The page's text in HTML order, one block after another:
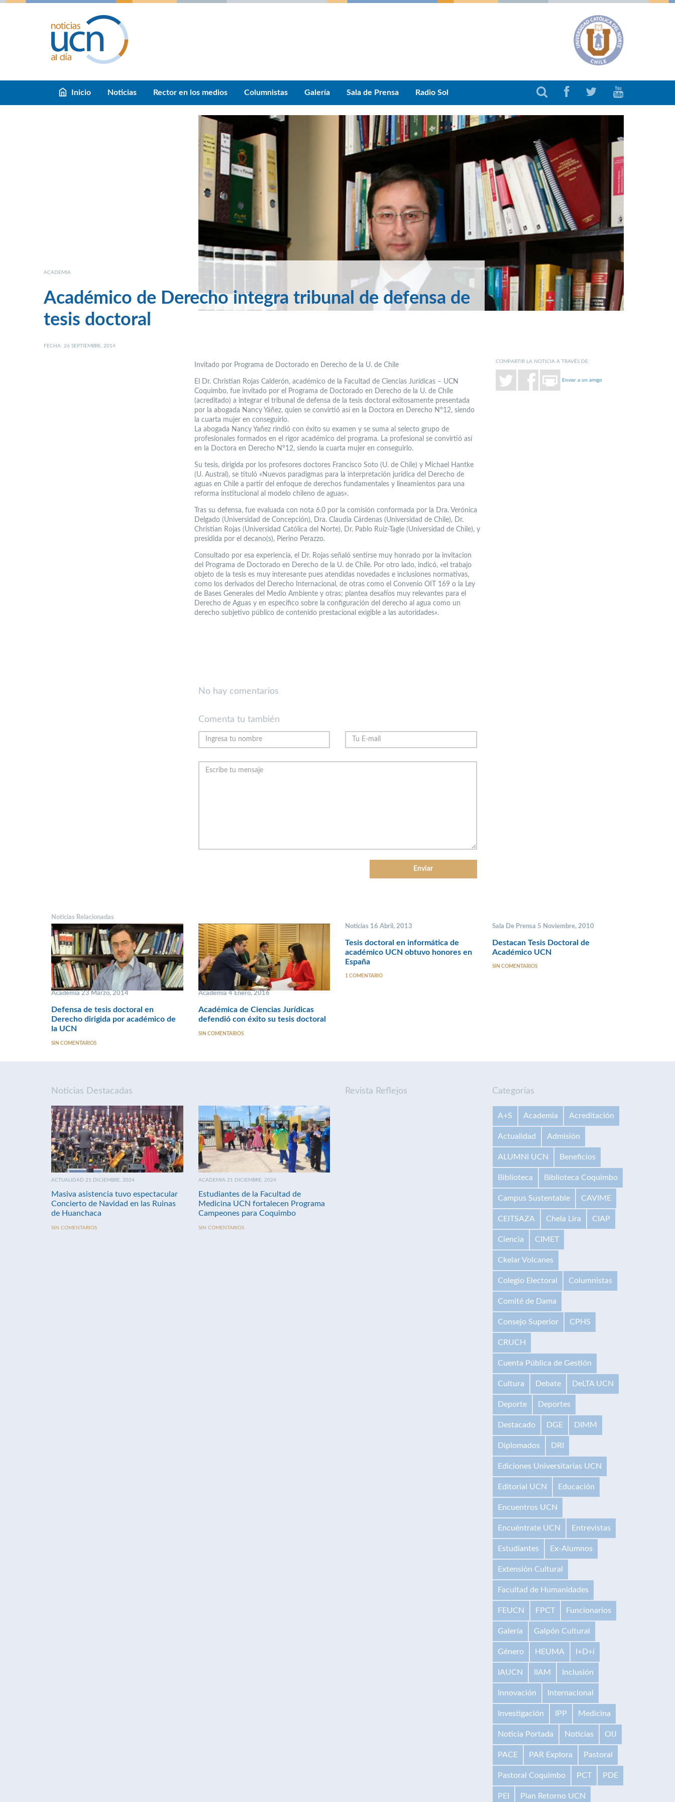
Inicio Noticias Rector en los medios Columnistas Galería Sala de Prensa Radio Sol
ACADEMIA
Académico de Derecho integra tribunal de defensa de
tesis doctoral
FECHA: 26 SEPTIEMBRE, 2014
Invitado por Programa de Doctorado en Derecho de la U. de Chile
El Dr. Christian Rojas Calderón, académico de la Facultad de Ciencias Jurídicas – UCN
Coquimbo, fue invitado por el Programa de Doctorado en Derecho de la U. de Chile
(acreditado) a integrar el tribunal de defensa de la tesis doctoral exitosamente presentada
por la abogada Nancy Yáñez, quien se convirtió así en la Doctora en Derecho N°12, siendo
la cuarta mujer en conseguirlo.
La abogada Nancy Yañez rindió con éxito su examen y se suma al selecto grupo de
profesionales formados en el rigor académico del programa. La profesional se convirtió así
en la Doctora en Derecho N°12, siendo la cuarta mujer en conseguirlo.
Su tesis, dirigida por los profesores doctores Francisco Soto (U. de Chile) y Michael Hantke
(U. Austral), se tituló «Nuevos paradigmas para la interpretación jurídica del Derecho de
aguas en Chile a partir del enfoque de derechos fundamentales y lineamientos para una
reforma institucional al modelo chileno de aguas».
Tras su defensa, fue evaluada con nota 6.0 por la comisión conformada por la Dra. Verónica
Delgado (Universidad de Concepción), Dra. Claudia Cárdenas (Universidad de Chile), Dr.
Christian Rojas (Universidad Católica del Norte), Dr. Pablo Ruiz-Tagle (Universidad de Chile), y
presidida por el decano(s), Pierino Perazzo.
Consultado por esa experiencia, el Dr. Rojas señaló sentirse muy honrado por la invitacion
del Programa de Doctorado en Derecho de la U. de Chile. Por otro lado, indicó, «el trabajo
objeto de la tesis es muy interesante pues atendidas novedades e inclusiones normativas,
como los derivados del Derecho Internacional, de otras como el Convenio OIT 169 o la Ley
de Bases Generales del Medio Ambiente y otras; plantea desafíos muy relevantes para el
Derecho de Aguas y en específico sobre la configuración del derecho al agua como un
derecho subjetivo público de contenido prestacional exigible a las autoridades».
COMPARTIR LA NOTICIA A TRAVÉS DE:
Enviar a un amigo
No hay comentarios
Comenta tu también
Noticias Relacionadas
Academia 23 Marzo, 2014
Defensa de tesis doctoral en
Derecho dirigida por académico de
la UCN
SIN COMENTARIOS
Academia 4 Enero, 2016
Académica de Ciencias Jurídicas
defendió con éxito su tesis doctoral
SIN COMENTARIOS
Noticias 16 Abril, 2013
Tesis doctoral en informática de
académico UCN obtuvo honores en
España
1 COMENTARIO
Sala De Prensa 5 Noviembre, 2010
Destacan Tesis Doctoral de
Académico UCN
SIN COMENTARIOS
Noticias Destacadas
ACTUALIDAD 21 DICIEMBRE, 2024
Masiva asistencia tuvo espectacular
Concierto de Navidad en las Ruinas
de Huanchaca
SIN COMENTARIOS
ACADEMIA 21 DICIEMBRE, 2024
Estudiantes de la Facultad de
Medicina UCN fortalecen Programa
Campeones para Coquimbo
SIN COMENTARIOS
Revista Reflejos Categorías
A+S Academia Acreditación
Actualidad Admisión
ALUMNI UCN Beneficios
Biblioteca Biblioteca Coquimbo
Campus Sustentable CAVIME
CEITSAZA Chela Lira CIAP
Ciencia CIMET
Ckelar Volcanes
Colegio Electoral Columnistas
Comité de Dama
Consejo Superior CPHS
CRUCH
Cuenta Pública de Gestión
Cultura Debate DeLTA UCN
Deporte Deportes
Destacado DGE DIMM
Diplomados DRI
Ediciones Universitarias UCN
Editorial UCN Educación
Encuentros UCN
Encuéntrate UCN Entrevistas
Estudiantes Ex-Alumnos
Extensión Cultural
Facultad de Humanidades
FEUCN FPCT Funcionarios
Galería Galpón Cultural
Género HEUMA I+D+i
IAUCN IIAM Inclusión
Innovación Internacional
Investigación IPP Medicina
Noticia Portada Noticias OIJ
PACE PAR Explora Pastoral
Pastoral Coquimbo PCT PDE
PEI Plan Retorno UCN